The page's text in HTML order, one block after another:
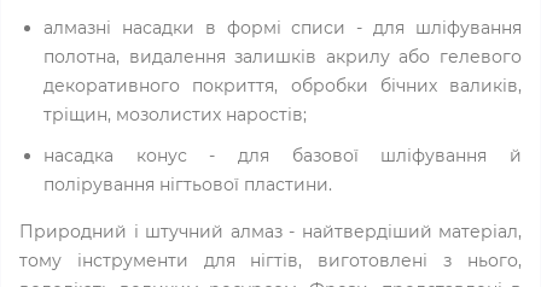
алмазні насадки в формі списи - для шліфування
полотна, видалення залишків акрилу або гелевого
декоративного покриття, обробки бічних валиків,
тріщин, мозолистих наростів;
насадка конус - для базової шліфування й
полірування нігтьової пластини.
Природний і штучний алмаз - найтвердіший матеріал,
тому інструменти для нігтів, виготовлені з нього,